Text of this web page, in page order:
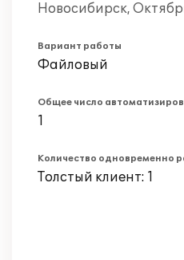
Новосибирск,
Вариант работы
Файловый
Общее число
1
Количество одновременно
Толстый клиент: 1